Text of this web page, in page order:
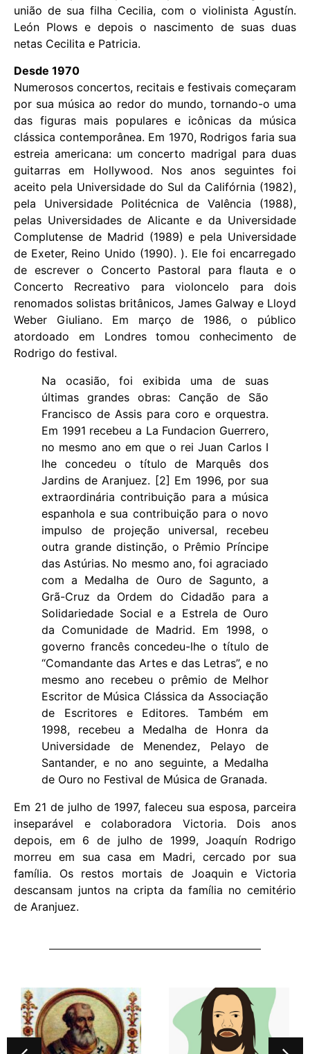
união de sua filha Cecilia, com o violinista Agustín.
León Plows e depois o nascimento de suas duas
netas Cecilita e Patricia.
Desde 1970
Numerosos concertos, recitais e festivais começaram
por sua música ao redor do mundo, tornando-o uma
das figuras mais populares e icônicas da música
clássica contemporânea. Em 1970, Rodrigos faria sua
estreia americana: um concerto madrigal para duas
guitarras em Hollywood. Nos anos seguintes foi
aceito pela Universidade do Sul da Califórnia (1982),
pela Universidade Politécnica de Valência (1988),
pelas Universidades de Alicante e da Universidade
Complutense de Madrid (1989) e pela Universidade
de Exeter, Reino Unido (1990). ). Ele foi encarregado
de escrever o Concerto Pastoral para flauta e o
Concerto Recreativo para violoncelo para dois
renomados solistas britânicos, James Galway e Lloyd
Weber Giuliano. Em março de 1986, o público
atordoado em Londres tomou conhecimento de
Rodrigo do festival.
Na ocasião, foi exibida uma de suas
últimas grandes obras: Canção de São
Francisco de Assis para coro e orquestra.
Em 1991 recebeu a La Fundacion Guerrero,
no mesmo ano em que o rei Juan Carlos I
lhe concedeu o título de Marquês dos
Jardins de Aranjuez. [2] Em 1996, por sua
extraordinária contribuição para a música
espanhola e sua contribuição para o novo
impulso de projeção universal, recebeu
outra grande distinção, o Prêmio Príncipe
das Astúrias. No mesmo ano, foi agraciado
com a Medalha de Ouro de Sagunto, a
Grã-Cruz da Ordem do Cidadão para a
Solidariedade Social e a Estrela de Ouro
da Comunidade de Madrid. Em 1998, o
governo francês concedeu-lhe o título de
“Comandante das Artes e das Letras”, e no
mesmo ano recebeu o prêmio de Melhor
Escritor de Música Clássica da Associação
de Escritores e Editores. Também em
1998, recebeu a Medalha de Honra da
Universidade de Menendez, Pelayo de
Santander, e no ano seguinte, a Medalha
de Ouro no Festival de Música de Granada.
Em 21 de julho de 1997, faleceu sua esposa, parceira
inseparável e colaboradora Victoria. Dois anos
depois, em 6 de julho de 1999, Joaquín Rodrigo
morreu em sua casa em Madri, cercado por sua
família. Os restos mortais de Joaquin e Victoria
descansam juntos na cripta da família no cemitério
de Aranjuez.